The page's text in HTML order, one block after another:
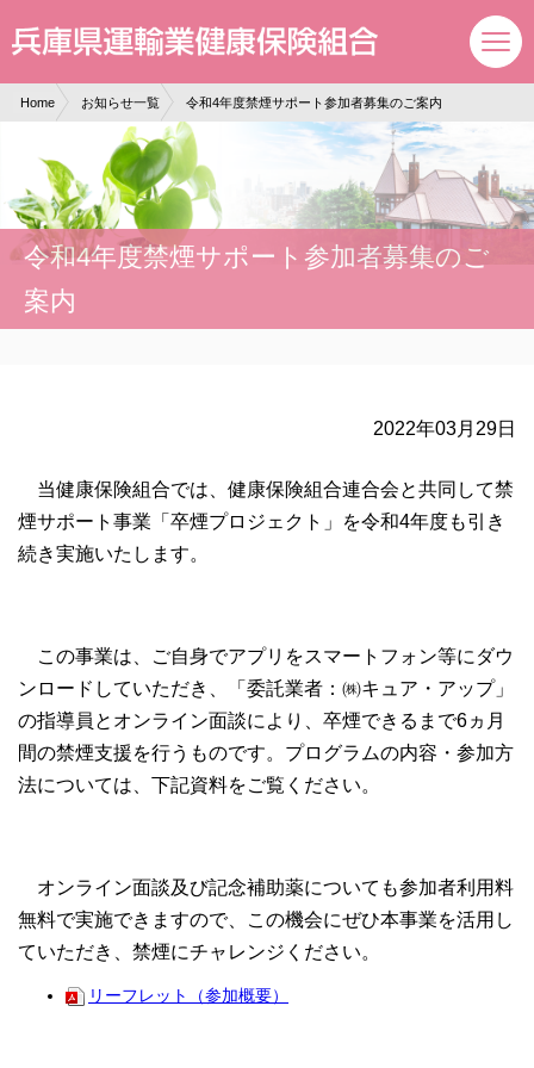
Home お知らせ一覧 令和4年度禁煙サポート参加者募集のご案内
令和4年度禁煙サポート参加者募集のご
案内
2022年03月29日
当健康保険組合では、健康保険組合連合会と共同して禁
煙サポート事業「卒煙プロジェクト」を令和4年度も引き
続き実施いたします。
この事業は、ご自身でアプリをスマートフォン等にダウ
ンロードしていただき、「委託業者：㈱キュア・アップ」
の指導員とオンライン面談により、卒煙できるまで6ヵ月
間の禁煙支援を行うものです。プログラムの内容・参加方
法については、下記資料をご覧ください。
オンライン面談及び記念補助薬についても参加者利用料
無料で実施できますので、この機会にぜひ本事業を活用し
ていただき、禁煙にチャレンジください。
リーフレット（参加概要）